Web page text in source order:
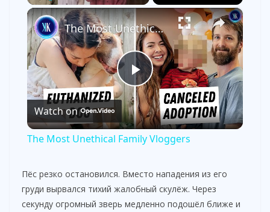
Play Unmute ×
P
l
y
The Most Unethical Family Vloggers
Watch on
The Most Unethical Family Vloggers
Пёс резко остановился. Вместо нападения из его
груди вырвался тихий жалобный скулёж. Через
секунду огромный зверь медленно подошёл ближе и